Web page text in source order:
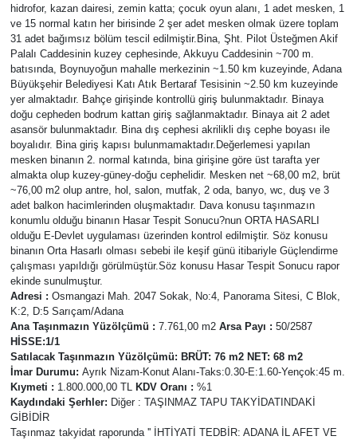
hidrofor, kazan dairesi, zemin katta; çocuk oyun alanı, 1 adet mesken, 1
ve 15 normal katın her birisinde 2 şer adet mesken olmak üzere toplam
31 adet bağımsız bölüm tescil edilmiştir.Bina, Şht. Pilot Üsteğmen Akif
Palalı Caddesinin kuzey cephesinde, Akkuyu Caddesinin ~700 m.
batısında, Boynuyoğun mahalle merkezinin ~1.50 km kuzeyinde, Adana
Büyükşehir Belediyesi Katı Atık Bertaraf Tesisinin ~2.50 km kuzeyinde
yer almaktadır. Bahçe girişinde kontrollü giriş bulunmaktadır. Binaya
doğu cepheden bodrum kattan giriş sağlanmaktadır. Binaya ait 2 adet
asansör bulunmaktadır. Bina dış cephesi akrilikli dış cephe boyası ile
boyalıdır. Bina giriş kapısı bulunmamaktadır.Değerlemesi yapılan
mesken binanın 2. normal katında, bina girişine göre üst tarafta yer
almakta olup kuzey-güney-doğu cephelidir. Mesken net ~68,00 m2, brüt
~76,00 m2 olup antre, hol, salon, mutfak, 2 oda, banyo, wc, duş ve 3
adet balkon hacimlerinden oluşmaktadır. Dava konusu taşınmazın
konumlu olduğu binanın Hasar Tespit Sonucu?nun ORTA HASARLI
olduğu E-Devlet uygulaması üzerinden kontrol edilmiştir. Söz konusu
binanın Orta Hasarlı olması sebebi ile keşif günü itibariyle Güçlendirme
çalışması yapıldığı görülmüştür.Söz konusu Hasar Tespit Sonucu rapor
ekinde sunulmuştur.
Adresi : Osmangazi Mah. 2047 Sokak, No:4, Panorama Sitesi, C Blok,
K:2, D:5 Sarıçam/Adana
Ana Taşınmazın Yüzölçümü : 7.761,00 m2 Arsa Payı : 50/2587
HİSSE:1/1
Satılacak Taşınmazın Yüzölçümü: BRÜT: 76 m2 NET: 68 m2
İmar Durumu: Ayrık Nizam-Konut Alanı-Taks:0.30-E:1.60-Yençok:45 m.
Kıymeti : 1.800.000,00 TL KDV Oranı : %1
Kaydındaki Şerhler: Diğer : TAŞINMAZ TAPU TAKYİDATINDAKİ
GİBİDİR
Taşınmaz takyidat raporunda '' İHTİYATİ TEDBİR: ADANA İL AFET VE
Yaşam
Yerel Yönetimler
Yurttan